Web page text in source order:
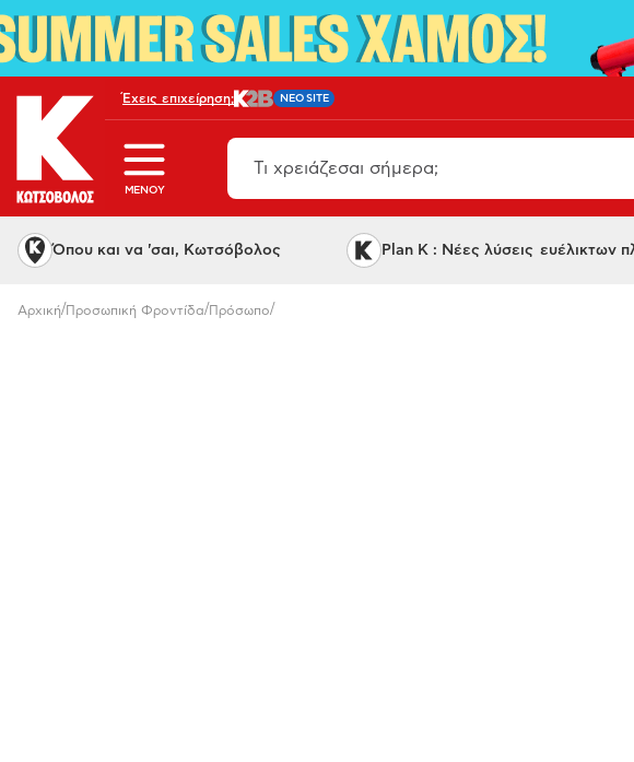
Έχεις επιχείρηση; NEO SITE
MENOY
Όπου και να 'σαι, Κωτσόβολος Plan K : Νέες λύσεις ευέλικτων
Αρχική/Προσωπική Φροντίδα/Πρόσωπο/